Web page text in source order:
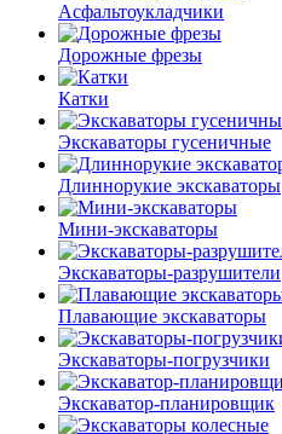
Асфальто­укладчики
Дорожные фрезы
Катки
Экскаваторы гусеничные
Длиннорукие экскаваторы
Мини-экскаваторы
Экскаваторы-разрушители
Плавающие экскаваторы
Экскаваторы-погрузчики
Экскаватор-планировщик